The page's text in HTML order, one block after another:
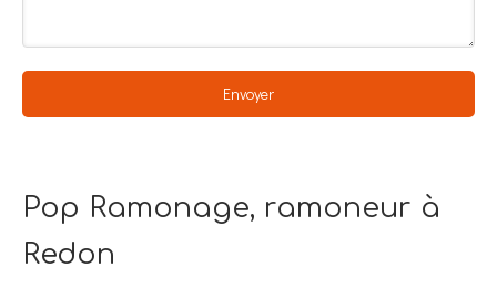
Envoyer
Pop Ramonage, ramoneur à
Redon